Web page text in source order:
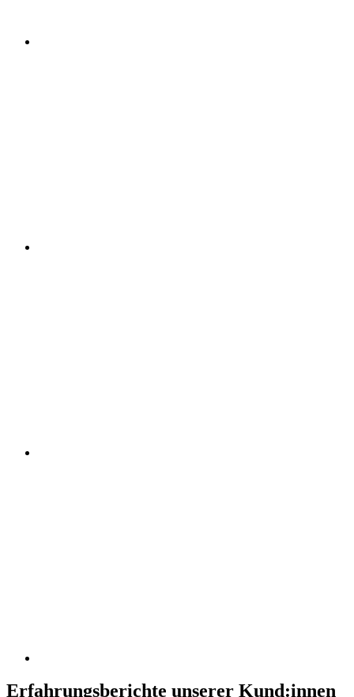
Erfahrungsberichte unserer Kund:innen